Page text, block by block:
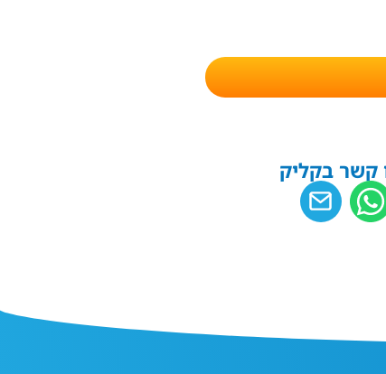
קשר בקליק